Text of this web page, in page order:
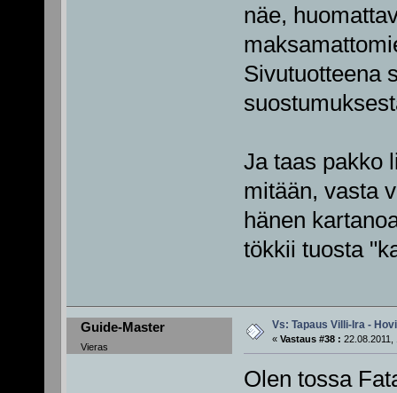
näe,
Sivutuotteena
Ja taas pakko
mitään, vasta
hänen
tökkii tuosta
Guide-Master
Vieras
Vs: Tapaus Villi-Ira -
« Vastaus #38 : 22.08.2011,
Olen tossa